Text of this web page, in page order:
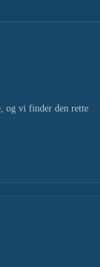
og vi finder den rette